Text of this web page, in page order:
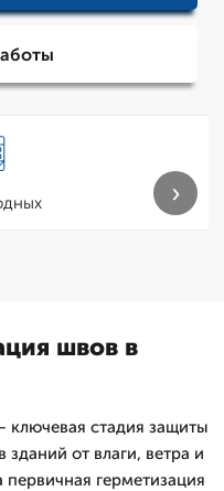
›
швов в
ключевая стадия защиты
от влаги, ветра и
первичная герметизация